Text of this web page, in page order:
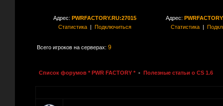
Адрес: PWRFACTORY.RU:27015
Статистика| Подключиться
Адрес:
Статистика|
Всего игроков на серверах: 9
Список форумов * PWR FACTORY * - Полезные статьи о CS 1.6